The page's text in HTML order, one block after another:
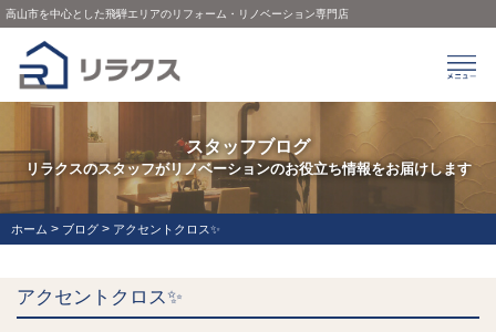
高山市を中心とした飛騨エリアのリフォーム・リノベーション専門店
スタッフブログ
リラクスのスタッフがリノベーションのお役立ち情報をお届けします
ホーム > ブログ > アクセントクロス✨
アクセントクロス✨